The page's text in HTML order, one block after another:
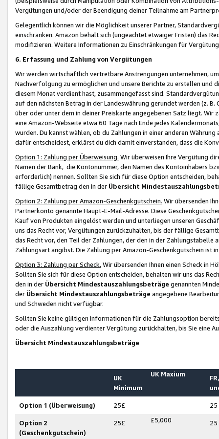
Vergütungen und/oder der Beendigung deiner Teilnahme am
Gelegentlich können wir die Möglichkeit unserer Partner,
einschränken. Amazon behält sich (ungeachtet etwaiger Fristen) das
modifizieren. Weitere Informationen zu Einschränkungen für
6. Erfassung und Zahlung von Vergütungen
Wir werden wirtschaftlich vertretbare Anstrengungen unternehmen,
Nachverfolgung zu ermöglichen und unsere Berichte zu erstellen und
diesem Monat verdient hast, zusammengefasst sind.
auf den nächsten Betrag in der Landeswährung gerundet werden (z.
über oder unter dem in deiner Preiskarte angegebenen Satz liegt.
eine Amazon-Webseite etwa 60 Tage nach Ende jedes
wurden. Du kannst wählen, ob du Zahlungen in einer anderen
dafür entscheidest, erklärst du dich damit einverstanden, dass die
Option 1: Zahlung per Überweisung. Wir überweisen Ihre Vergütung
Namen der Bank, die Kontonummer, den Namen des Kontoinhabers
erforderlich) nennen. Sollten Sie sich für diese Option entscheiden,
fällige Gesamtbetrag den in der Übersicht
Option 2: Zahlung per Amazon-Geschenkgutschein. Wir übersenden
Partnerkonto genannte Haupt-E-Mail-Adresse. Diese
Kauf von Produkten eingelöst werden und unterliegen unseren
uns das Recht vor, Vergütungen zurückzuhalten, bis der fällige
das Recht vor, den Teil der Zahlungen, der den in der
Zahlungsart angibst. Die Zahlung per Amazon-Geschenkgutschein ist
Option 3: Zahlung per Scheck. Wir übersenden Ihnen einen Scheck in
Sollten Sie sich für diese Option entscheiden, behalten wir uns das
den in der Übersicht Mindestauszahlungsbeträge genannten
der Übersicht Mindestauszahlungsbeträge angegebene
und Schweden nicht verfügbar.
Sollten Sie keine gültigen Informationen für die Zahlungsoption
oder die Auszahlung verdienter Vergütung zurückhalten, bis Sie
Übersicht Mindestauszahlungsbeträge
UK
Minimum
UK Maxium
Option 1 (Überweisung) 25£ 25
Option 2
(Geschenkgutschein)
25£ £5,000 25